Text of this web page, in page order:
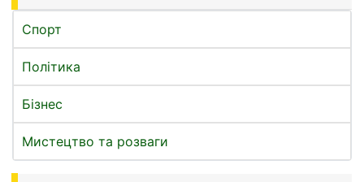
Спорт
Політика
Бізнес
Мистецтво та розваги